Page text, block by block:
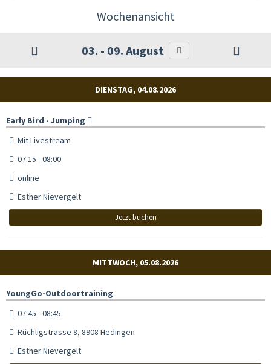
Wochenansicht
03. - 09. August
DIENSTAG, 04.08.2026
Early Bird - Jumping
Mit Livestream
07:15 - 08:00
online
Esther Nievergelt
Jetzt buchen
MITTWOCH, 05.08.2026
YoungGo-Outdoortraining
07:45 - 08:45
Rüchligstrasse 8, 8908 Hedingen
Esther Nievergelt